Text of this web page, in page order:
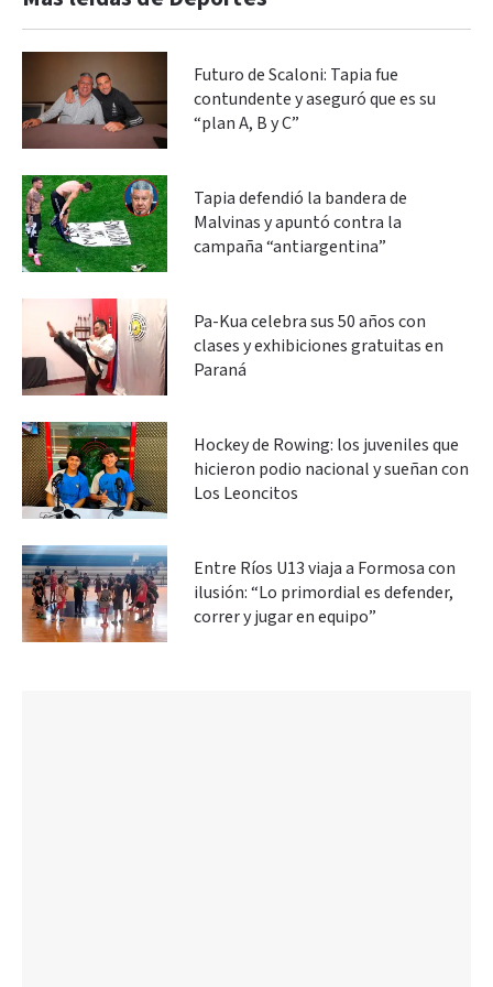
Futuro de Scaloni: Tapia fue
contundente y aseguró que es su
“plan A, B y C”
Tapia defendió la bandera de
Malvinas y apuntó contra la
campaña “antiargentina”
Pa-Kua celebra sus 50 años con
clases y exhibiciones gratuitas en
Paraná
Hockey de Rowing: los juveniles que
hicieron podio nacional y sueñan con
Los Leoncitos
Entre Ríos U13 viaja a Formosa con
ilusión: “Lo primordial es defender,
correr y jugar en equipo”